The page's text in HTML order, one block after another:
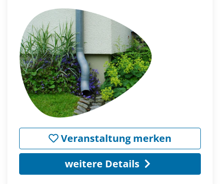
Veranstaltung merken
weitere Details